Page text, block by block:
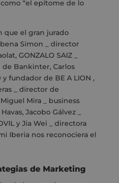
“el epítome de lo
que el gran jurado
Simon _ director
GONZALO SAIZ _
Bankinter, Carlos
y fundador de BE A LION ,
_ director de
Mira _ business
Jacobo Gálvez _
y Jia Wei _ directora
Iberia nos reconociera el
de Marketing